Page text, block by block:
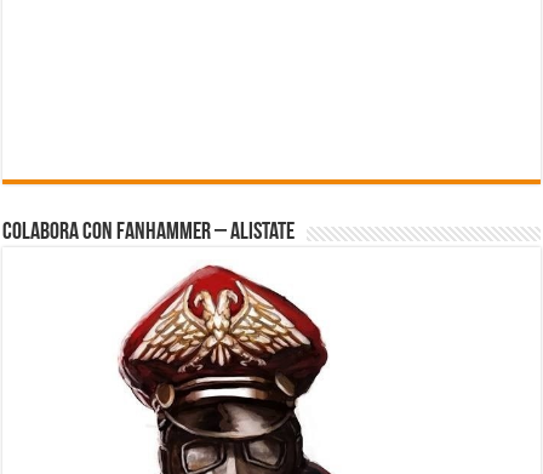
Colabora con FanHammer – Alistate